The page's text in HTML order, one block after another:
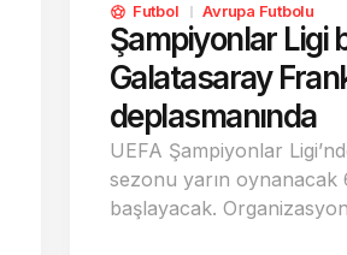
Futbol Avrupa Futbolu
Şampiyonlar Ligi
Galatasaray
deplasmanında
UEFA Şampiyonlar
sezonu yarın oynanacak
başlayacak.